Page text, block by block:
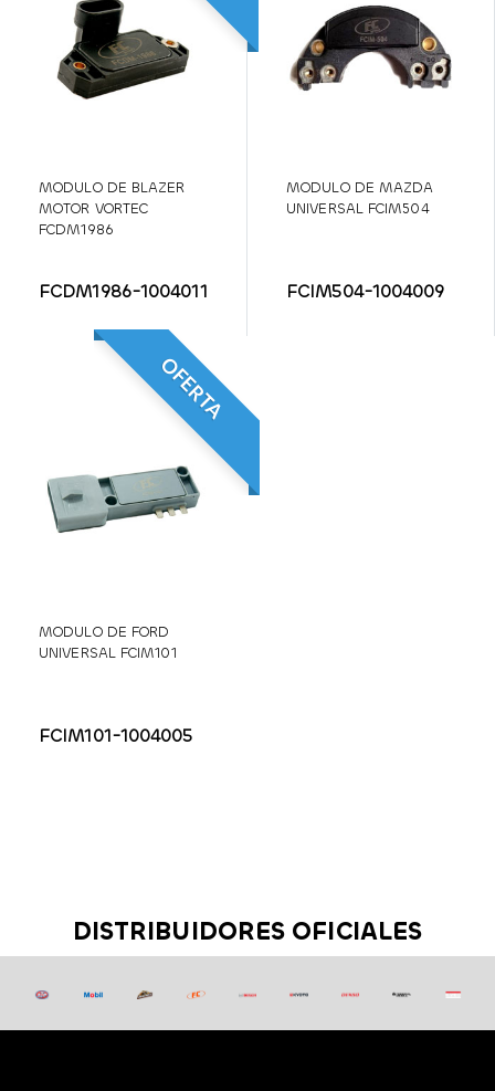
MODULO DE BLAZER
MOTOR VORTEC
FCDM1986
FCDM1986-1004011
MODULO DE MAZDA
UNIVERSAL FCIM504
FCIM504-1004009
OFERTA
MODULO DE FORD
UNIVERSAL FCIM101
FCIM101-1004005
DISTRIBUIDORES OFICIALES